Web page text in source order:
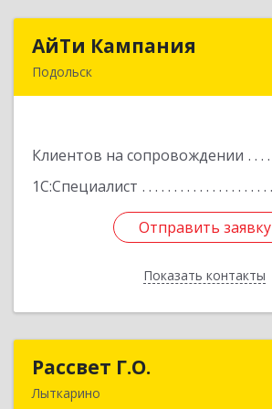
АйТи Кампания
Подольск
Клиентов на сопровождении
1С:Специалист
Отправить заявку
Показать контакты
Отправить заявку
Назад
Рассвет Г.О.
Лыткарино